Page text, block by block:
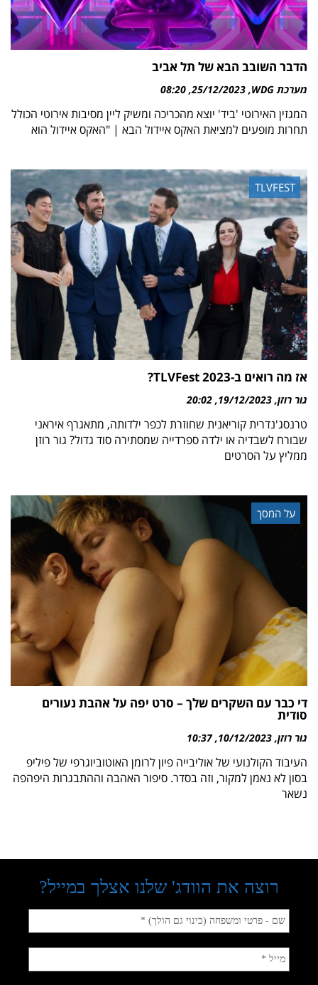
הדבר השובב הבא של תל אביב
מערכת WDG 25/12/2023
08:20
המגזין האירוטי 'ביד' יוצא מהכריכה ומשיק ליין מסיבות אירוטי הכולל
תחרות מופעים למציאת האקס איידול הבא | "האקס איידול הוא
TLVFEST
אז מה רואים ב-TLVFest 2023?
גור רוזן 19/12/2023
20:02
טרנסג'נדרית קוריאנית שחוזרת לכפר ילדותה, מתאגרף איראני
שבורח לשבדיה או ילדה ספרדייה שמסתירה סוד גדול? גור רוזן
ממליץ על הסרטים
על המסך
די כבר עם השקרים שלך – סרט יפה על אהבת נעורים
סודית
גור רוזן 10/12/2023
10:37
העיבוד הקולנועי של אוליבייה פיון לרומן האוטוביוגרפי של פיליפ
בסון לא נאמן למקור, וזה בסדר. סיפור האהבה וההתבגרות היפהפה
נשאר